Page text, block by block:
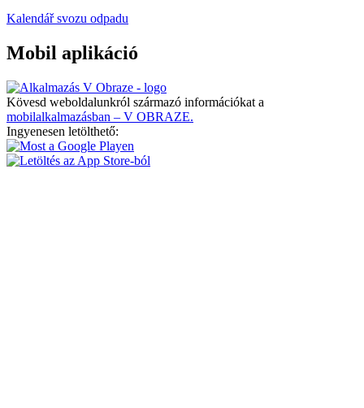
Kalendář svozu odpadu
Mobil aplikáció
Kövesd weboldalunkról származó információkat a
mobilalkalmazásban – V OBRAZE.
Ingyenesen letölthető: